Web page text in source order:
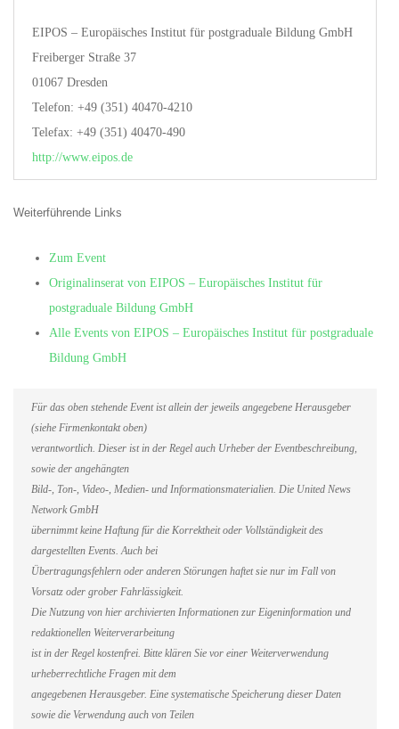
EIPOS – Europäisches Institut für postgraduale Bildung GmbH
Freiberger Straße 37
01067 Dresden
Telefon: +49 (351) 40470-4210
Telefax: +49 (351) 40470-490
http://www.eipos.de
Weiterführende Links
Zum Event
Originalinserat von EIPOS – Europäisches Institut für
postgraduale Bildung GmbH
Alle Events von EIPOS – Europäisches Institut für postgraduale
Bildung GmbH
Für das oben stehende Event ist allein der jeweils angegebene Herausgeber
(siehe Firmenkontakt oben)
verantwortlich. Dieser ist in der Regel auch Urheber der Eventbeschreibung,
sowie der angehängten
Bild-, Ton-, Video-, Medien- und Informationsmaterialien. Die United News
Network GmbH
übernimmt keine Haftung für die Korrektheit oder Vollständigkeit des
dargestellten Events. Auch bei
Übertragungsfehlern oder anderen Störungen haftet sie nur im Fall von
Vorsatz oder grober Fahrlässigkeit.
Die Nutzung von hier archivierten Informationen zur Eigeninformation und
redaktionellen Weiterverarbeitung
ist in der Regel kostenfrei. Bitte klären Sie vor einer Weiterverwendung
urheberrechtliche Fragen mit dem
angegebenen Herausgeber. Eine systematische Speicherung dieser Daten
sowie die Verwendung auch von Teilen